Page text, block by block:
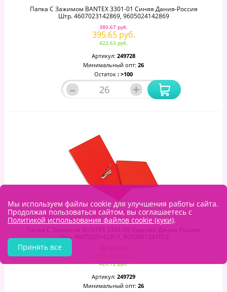
Папка С Зажимом BANTEX 3301-01 Синяя Дания-Россия
Штр. 4607023142869, 9605024142869
380.67 руб.
395.65 руб.
422.63 руб.
Артикул: 249728
Минимальный опт: 26
Остаток : >100
– +
Папка С Зажимом BANTEX 3301-09 Красная Дания-Россия
Штр. 4607023142913, 8000851241012
384.35 руб.
399.48 руб.
426.72 руб.
Артикул: 249729
Минимальный опт: 26
Мы используем файлы cookie для улучшения работы сайта.
Продолжая пользоваться сайтом, вы соглашаетесь с
Политикой использования файлов cookie (куки).
Принять все